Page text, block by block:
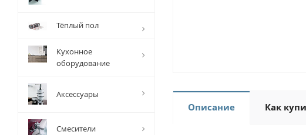
Описание Как
Тёплый пол
Кухонное
оборудование
Аксессуары
Смесители